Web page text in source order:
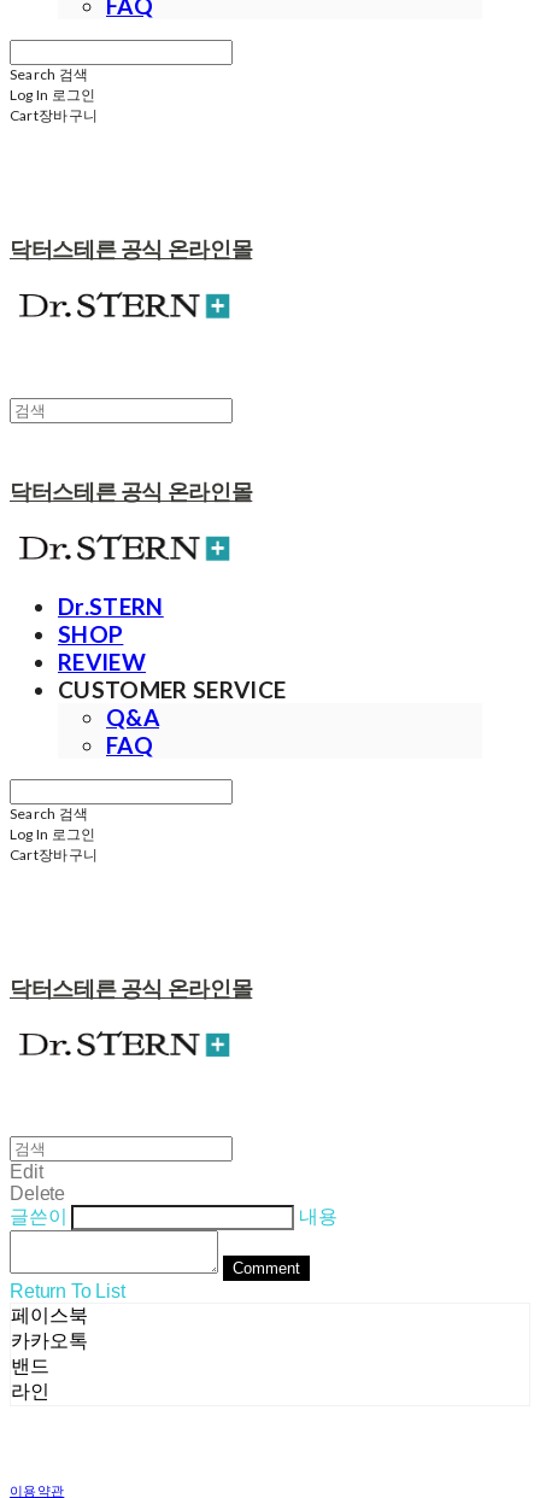
FAQ
Search 검색
Log In 로그인
Cart장바구니
닥터스테른 공식 온라인몰
닥터스테른 공식 온라인몰
Dr.STERN
SHOP
REVIEW
CUSTOMER SERVICE
Q&A
FAQ
Search 검색
Log In 로그인
Cart장바구니
닥터스테른 공식 온라인몰
Edit
Delete
글쓴이
내용
Comment
Return To List
페이스북
카카오톡
밴드
라인
이용약관